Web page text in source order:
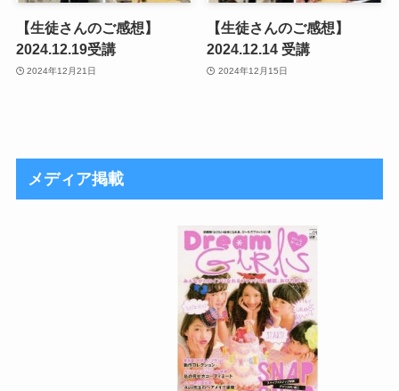
【生徒さんのご感想】
2024.12.19受講
2024年12月21日
【生徒さんのご感想】
2024.12.14 受講
2024年12月15日
メディア掲載